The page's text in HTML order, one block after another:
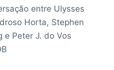
entre Ulysses
Horta, Stephen
e Peter J. do Vos